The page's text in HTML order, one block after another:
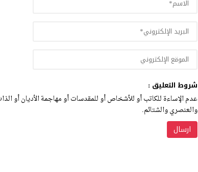
شروط التعليق :
عدم الإساءة للكاتب أو للأشخاص أو للمقدسات أو مهاجمة الأديان أو
والعنصري والشتائم.